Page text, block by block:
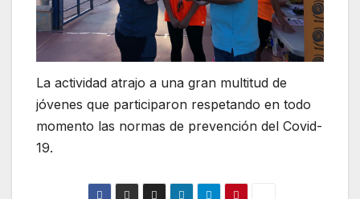
La actividad atrajo a una gran multitud de
jóvenes que participaron respetando en todo
momento las normas de prevención del Covid-
19.